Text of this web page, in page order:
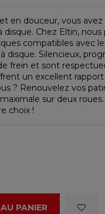
en douceur, vous avez
Chez Eltin, nous
compatibles avec
disque. Silencieux,
frein et sont
un excellent
? Renouvelez vos
sur deux
choix !
PANIER